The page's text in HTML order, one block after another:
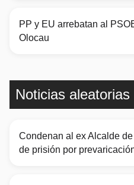
PP y EU arrebatan al
Olocau
Noticias aleatorias
Condenan al ex Alcalde
de prisión por